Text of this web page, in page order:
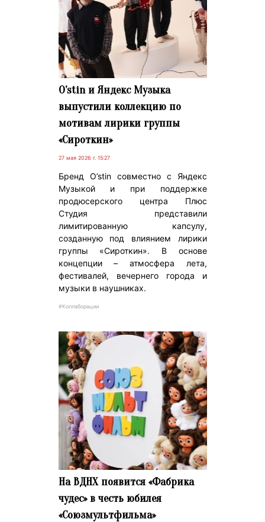
O’stin и Яндекс Музыка
выпустили коллекцию по
мотивам лирики группы
«Сироткин»
27 мая 2026 г. 15:27
Бренд O’stin совместно с Яндекс
Музыкой и при поддержке
продюсерского центра Плюс
Студия представили
лимитированную капсулу,
созданную под влиянием лирики
группы «Сироткин». В основе
концепции – атмосфера лета,
фестивалей, вечернего города и
музыки в наушниках.
#Коллаборации
На ВДНХ появится «Фабрика
чудес» в честь юбилея
«Союзмультфильма»